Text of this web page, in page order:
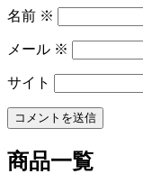
名前 ※
メール ※
サイト
商品一覧